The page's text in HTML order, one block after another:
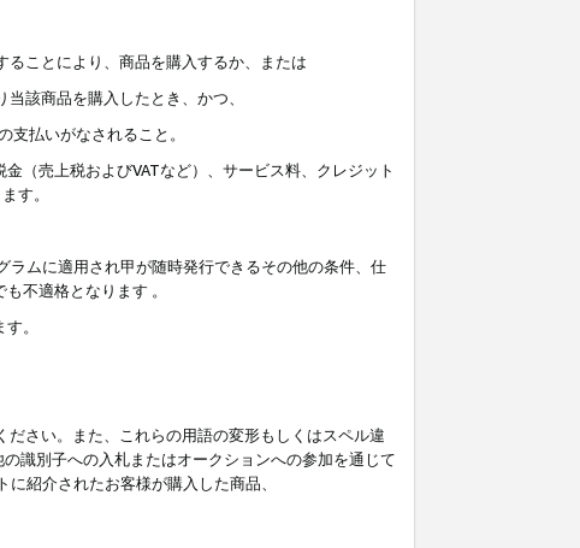
ことにより、商品を購入するか、または
該商品を購入したとき、かつ、
払いがなされること。
（売上税およびVATなど）、サービス料、クレジット
す。
ムに適用され甲が随時発行できるその他の条件、仕
不適格となります 。
。
さい。また、これらの用語の変形もしくはスペル違
識別子への入札またはオークションへの参加を通じて
紹介されたお客様が購入した商品、